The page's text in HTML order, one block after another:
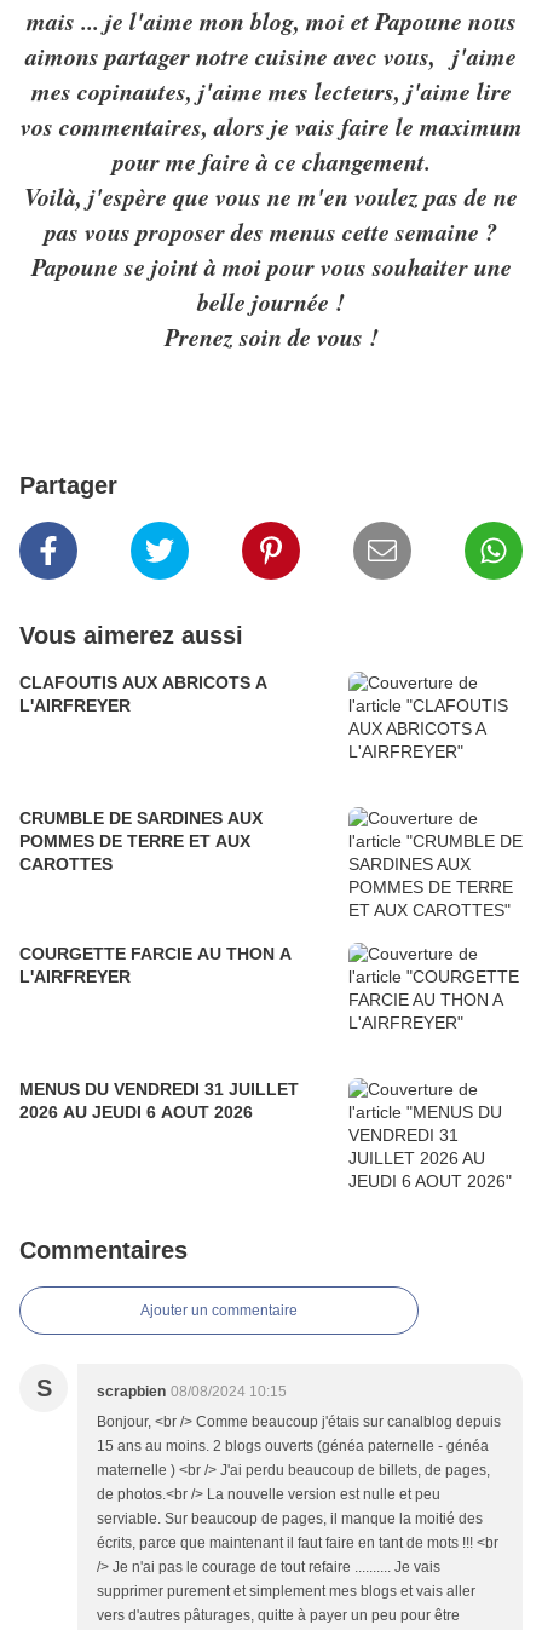
mais ... je l'aime mon blog, moi et Papoune nous
aimons partager notre cuisine avec vous, j'aime
mes copinautes, j'aime mes lecteurs, j'aime lire
vos commentaires, alors je vais faire le maximum
pour me faire à ce changement.
Voilà, j'espère que vous ne m'en voulez pas de ne
pas vous proposer des menus cette semaine ?
Papoune se joint à moi pour vous souhaiter une
belle journée !
Prenez soin de vous !
Partager
Vous aimerez aussi
CLAFOUTIS AUX ABRICOTS A
L'AIRFREYER
CRUMBLE DE SARDINES AUX
POMMES DE TERRE ET AUX
CAROTTES
COURGETTE FARCIE AU THON A
L'AIRFREYER
MENUS DU VENDREDI 31 JUILLET
2026 AU JEUDI 6 AOUT 2026
Commentaires
Ajouter un commentaire
S scrapbien 08/08/2024 10:15
Bonjour, <br /> Comme beaucoup j'étais sur canalblog depuis
15 ans au moins. 2 blogs ouverts (généa paternelle - généa
maternelle ) <br /> J'ai perdu beaucoup de billets, de pages,
de photos.<br /> La nouvelle version est nulle et peu
serviable. Sur beaucoup de pages, il manque la moitié des
écrits, parce que maintenant il faut faire en tant de mots !!! <br
/> Je n'ai pas le courage de tout refaire .......... Je vais
supprimer purement et simplement mes blogs et vais aller
vers d'autres pâturages, quitte à payer un peu pour être